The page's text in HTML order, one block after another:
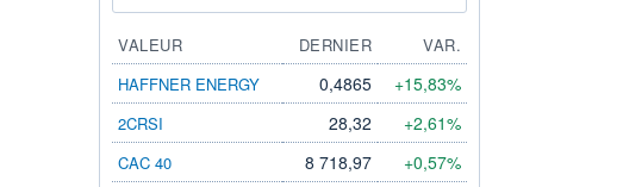
VALEUR DERNIER
VAR.
HAFFNER ENERGY
0,4865 +15,83%
2CRSI 28,32 +2,61%
CAC 40 8 718,97 +0,57%